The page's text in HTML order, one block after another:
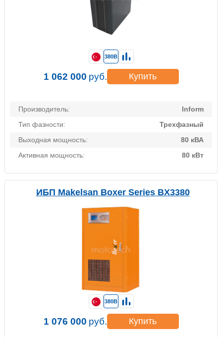
Производитель:
Inform
Тип фазности:
Трехфазный
Выходная мощность:
80 кВА
Активная мощность:
80 кВт
380В
1 062 000 руб. Купить
ИБП Makelsan Boxer Series BX3380
380В
1 076 000 руб. Купить